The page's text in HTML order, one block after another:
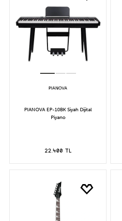
PIANOVA EP-10BK Siyah Dijital
Piyano
22.400 TL